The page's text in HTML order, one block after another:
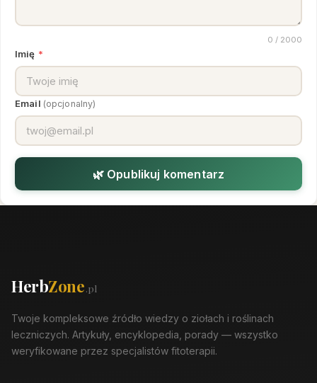
0 / 2000
Imię *
Email (opcjonalny)
🌿 Opublikuj komentarz
HerbZone.pl
Twoje kompleksowe źródło wiedzy o ziołach i roślinach
leczniczych. Artykuły, encyklopedia, porady — wszystko
weryfikowane przez specjalistów fitoterapii.